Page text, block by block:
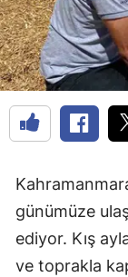
günümüze
ediyor. Kış
ve toprakla